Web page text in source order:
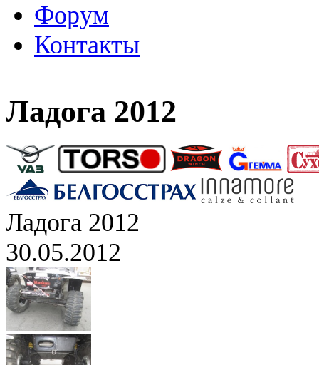
Форум
Контакты
Ладога 2012
Ладога 2012
30.05.2012